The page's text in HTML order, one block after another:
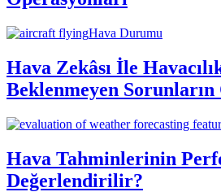
Hava Durumu
Hava Zekâsı İle
Beklenmeyen Sorunların
Hava Tahminlerinin
Değerlendirilir?